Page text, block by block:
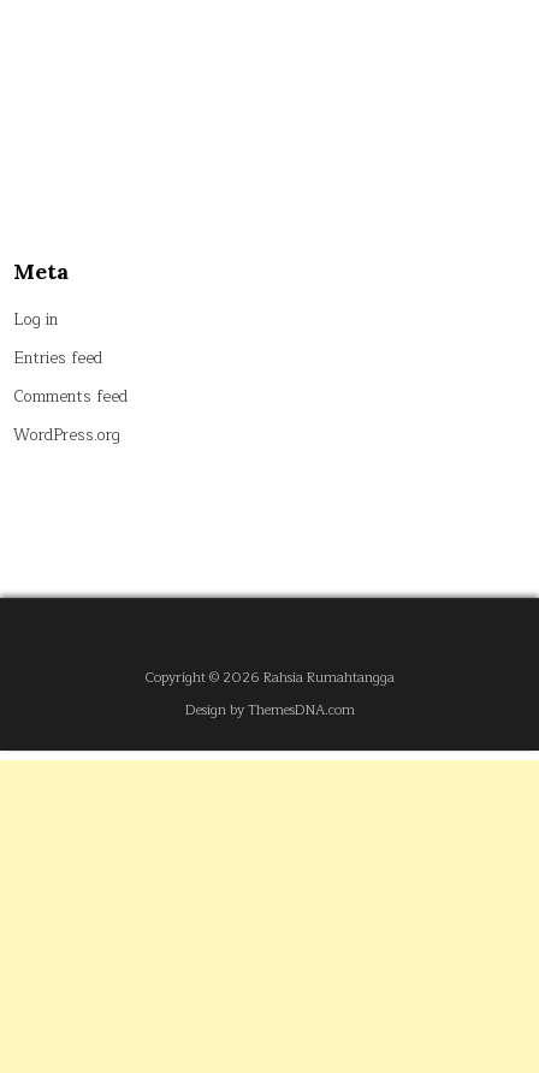
Meta
Log in
Entries feed
Comments feed
WordPress.org
Copyright © 2026 Rahsia Rumahtangga
Design by ThemesDNA.com